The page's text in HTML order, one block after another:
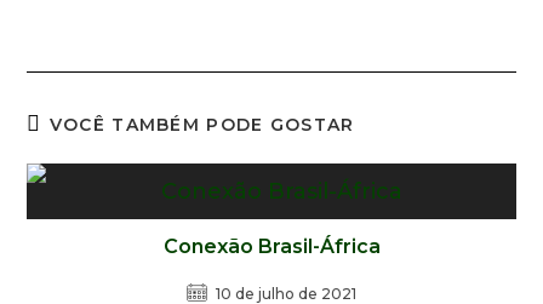
VOCÊ TAMBÉM PODE GOSTAR
Conexão Brasil-África
10 de julho de 2021